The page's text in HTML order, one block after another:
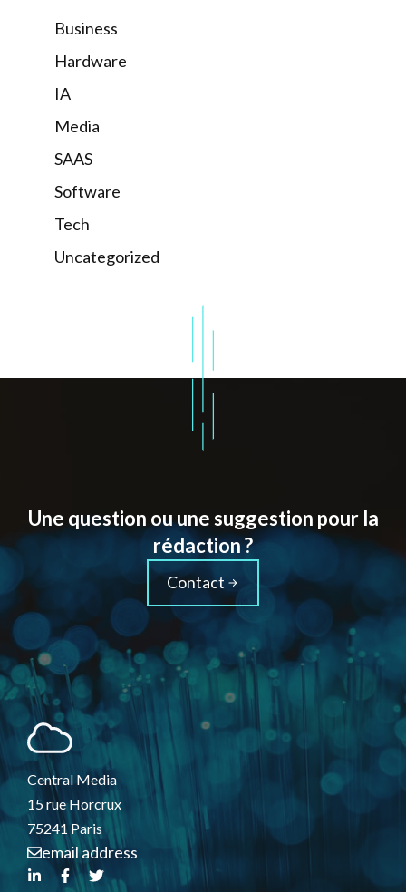
Business
Hardware
IA
Media
SAAS
Software
Tech
Uncategorized
Une question ou une suggestion pour la
rédaction ?
Contact
Central Media
15 rue Horcrux
75241 Paris
email address